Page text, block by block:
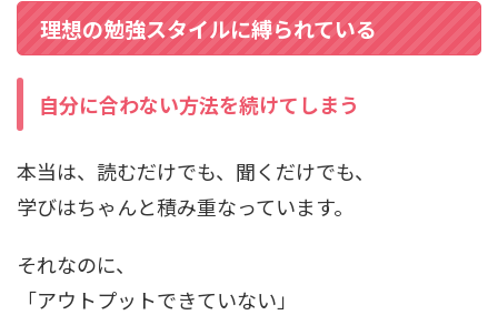
理想の勉強スタイルに縛られている
自分に合わない方法を続けてしまう
本当は、読むだけでも、聞くだけでも、
学びはちゃんと積み重なっています。
それなのに、
「アウトプットできていない」